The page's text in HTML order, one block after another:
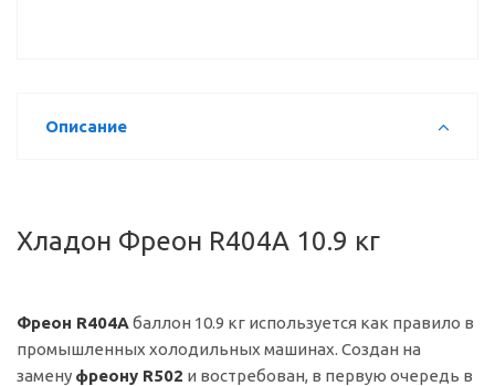
Описание
Хладон Фреон R404A 10.9 кг
Фреон R404A баллон 10.9 кг используется как правило в
промышленных холодильных машинах. Создан на
замену фреону R502 и востребован, в первую очередь в